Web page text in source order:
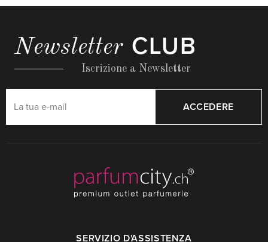
Newsletter CLUB
Iscrizione a Newsletter
ACCEDERE
SERVIZIO D'ASSISTENZA